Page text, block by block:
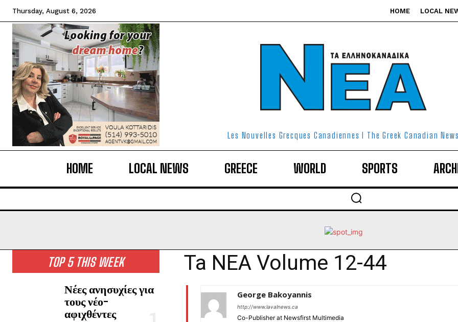
Thursday, August 6, 2026 HOME LOCAL
Les Nouvelles Grecques Canadiennes I The Greek Canadian
HOME LOCAL NEWS GREECE WORLD SPORTS
TOP 5 THIS WEEK
Νέες ανησυχίες για
τους νέο-
αφιχθέντες
Ta NEA Volume 12-44
George Bakoyannis
http://www.lavalnews.ca
Co-Publisher at Newsfirst Multimedia